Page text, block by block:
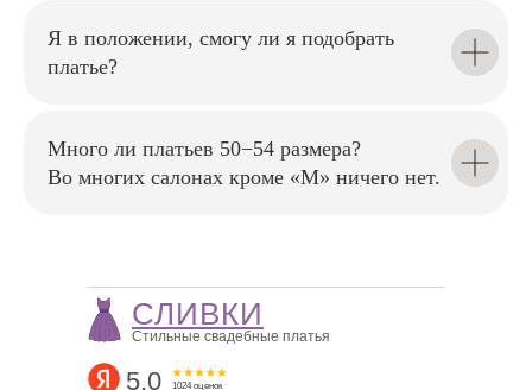
подгонят платье по фигуре,
чтобы в день свадьбы вы
Я в положении, смогу ли я подобрать
платье?
Много ли платьев 50−54 размера?
Во многих салонах кроме «М» ничего нет.
5,0 1024 оценок
СЛИВКИ
Стильные свадебные платья